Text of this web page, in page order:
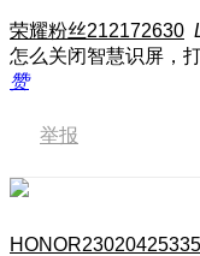
荣耀粉丝212172630
怎么关闭智慧识屏，
赞
举报